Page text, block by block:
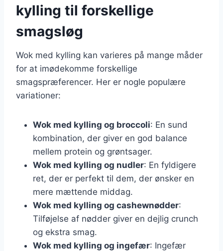
kylling til forskellige
smagsløg
Wok med kylling kan varieres på mange måder
for at imødekomme forskellige
smagspræferencer. Her er nogle populære
variationer:
Wok med kylling og broccoli: En sund
kombination, der giver en god balance
mellem protein og grøntsager.
Wok med kylling og nudler: En fyldigere
ret, der er perfekt til dem, der ønsker en
mere mættende middag.
Wok med kylling og cashewnødder:
Tilføjelse af nødder giver en dejlig crunch
og ekstra smag.
Wok med kylling og ingefær: Ingefær